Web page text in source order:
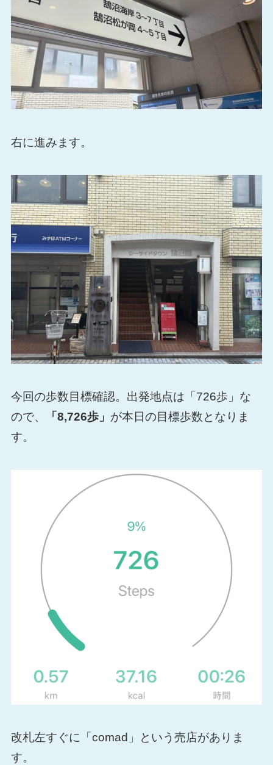
右に進みます。
今回の歩数目標確認。出発地点は「726歩」な
ので、
「8,726歩」 が本日の目標歩数となりま
す。
改札左すぐに「comad」という売店がありま
す。